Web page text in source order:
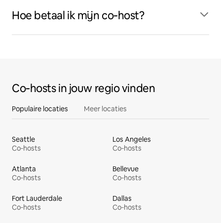
Hoe betaal ik mijn co‑host?
Co‑hosts in jouw regio vinden
Populaire locaties Meer locaties
Seattle
Co‑hosts
Los Angeles
Co‑hosts
Atlanta
Co‑hosts
Bellevue
Co‑hosts
Fort Lauderdale
Co‑hosts
Dallas
Co‑hosts